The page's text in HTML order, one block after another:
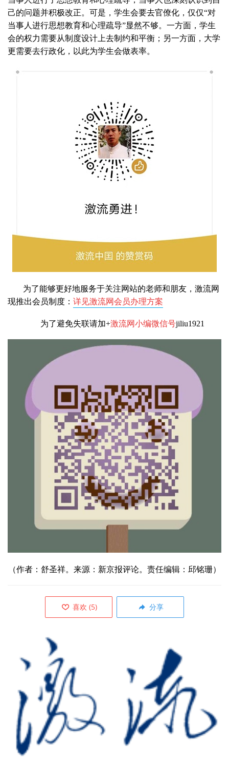
己的问题并积极改正。可是，学生会要去官僚化，仅仅“对
当事人进行思想教育和心理疏导”显然不够。一方面，学生
会的权力需要从制度设计上去制约和平衡；另一方面，大学
更需要去行政化，以此为学生会做表率。
为了能够更好地服务于关注网站的老师和朋友，激流网
现推出会员制度： 详见激流网会员办理方案
为了避免失联请加+激流网小编微信号jiliu1921
（作者：舒圣祥。来源：新京报评论。责任编辑：邱铭珊）
喜欢 (5) 分享